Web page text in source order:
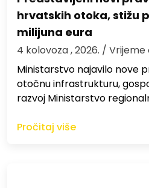
hrvatskih otoka, stižu
milijuna eura
4 kolovoza , 2026. / Vrijeme
Ministarstvo najavilo nove
otočnu infrastrukturu,
razvoj Ministarstvo
Pročitaj više